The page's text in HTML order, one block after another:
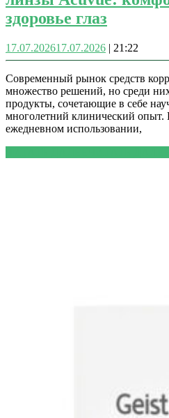
здоровье глаз
17.07.202617.07.2026 | 21:22
Современный рынок средств
множество решений, но среди
продукты, сочетающие в себе
многолетний клинический опыт.
ежедневном использовании,